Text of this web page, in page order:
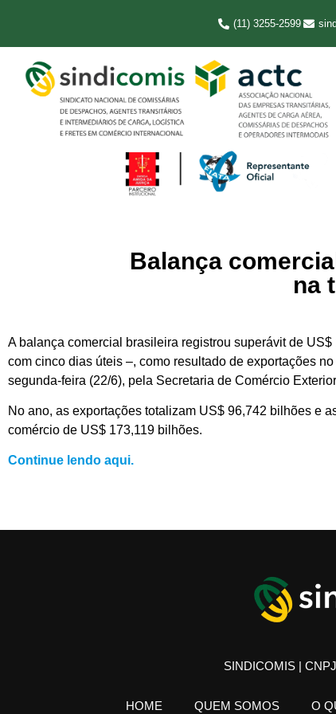
(11) 3255-2599
Balança
na
A balança comercial brasileira registrou superávit de
com cinco dias úteis –, como resultado de exportações
segunda-feira (22/6), pela Secretaria de Comércio
No ano, as exportações totalizam US$ 96,742 bilhões e
comércio de US$ 173,119 bilhões.
Continue lendo aqui.
SINDICOMIS |
HOME QUEM SOMOS O